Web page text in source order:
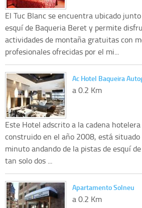
El Tuc Blanc se encuentra ubicado
esquí de Baqueria Beret y permite
actividades de montaña gratuitas con
profesionales ofrecidas por el mi...
Ac Hotel Baqueira
a 0.2 Km
Este Hotel adscrito a la cadena
construido en el año 2008, está situado
minuto andando de la pistas de esquí
tan solo dos ...
Apartamento Solneu
a 0.2 Km